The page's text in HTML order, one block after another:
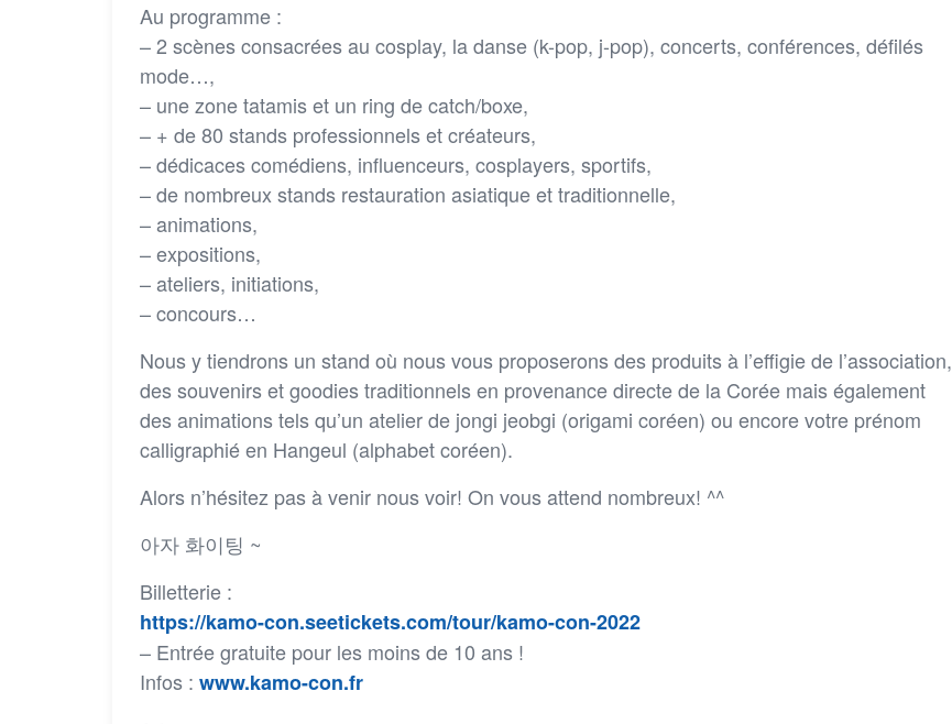
Au programme :
– 2 scènes consacrées au cosplay, la danse (k-pop, j-pop), concerts, conférences, défilés
mode…,
– une zone tatamis et un ring de catch/boxe,
– + de 80 stands professionnels et créateurs,
– dédicaces comédiens, influenceurs, cosplayers, sportifs,
– de nombreux stands restauration asiatique et traditionnelle,
– animations,
– expositions,
– ateliers, initiations,
– concours…
Nous y tiendrons un stand où nous vous proposerons des produits à l’effigie de l’association,
des souvenirs et goodies traditionnels en provenance directe de la Corée mais également
des animations tels qu’un atelier de jongi jeobgi (origami coréen) ou encore votre prénom
calligraphié en Hangeul (alphabet coréen).
Alors n’hésitez pas à venir nous voir! On vous attend nombreux! ^^
아자 화이팅 ~
Billetterie :
https://kamo-con.seetickets.com/tour/kamo-con-2022
– Entrée gratuite pour les moins de 10 ans !
Infos : www.kamo-con.fr